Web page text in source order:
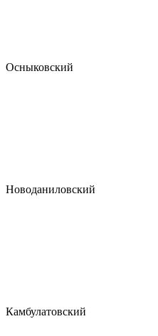
Осныковский
Новоданиловский
Камбулатовский